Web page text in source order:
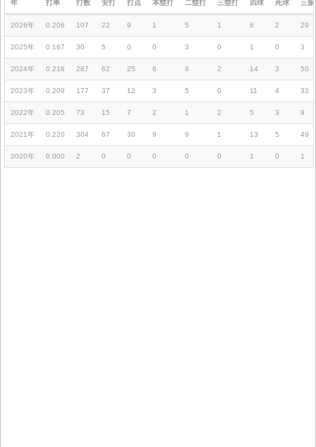
年 打率 打数 安打 打点 本塁打 二塁打 三塁打 四球 死球 三振
2026年 0.206 107 22 9 1 5 1 6 2 29
2025年 0.167 30 5 0 0 3 0 1 0 3
2024年 0.216 287 62 25 6 9 2 14 3 50
2023年 0.209 177 37 12 3 5 0 11 4 33
2022年 0.205 73 15 7 2 1 2 5 3 9
2021年 0.220 304 67 30 9 9 1 13 5 49
2020年 0.000 2 0 0 0 0 0 1 0 1